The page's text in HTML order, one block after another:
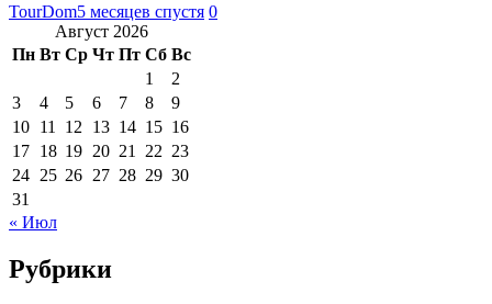
TourDom5 месяцев спустя 0
Август 2026
Пн Вт Ср Чт Пт Сб Вс
1
2
3
4 5 6 7 8
9
10 11 12 13 14 15 16
17 18 19 20 21 22 23
24 25 26 27 28 29 30
31
« Июл
Рубрики